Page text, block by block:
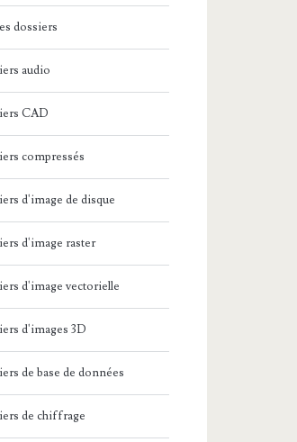
dossiers
audio
CAD
compressés
d'image de disque
d'image raster
d'image vectorielle
d'images 3D
de base de données
de chiffrage